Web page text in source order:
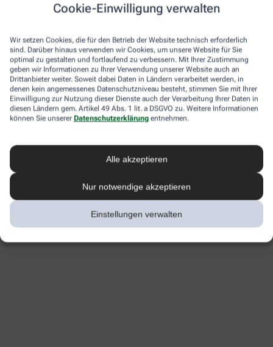
Cookie-Einwilligung verwalten
Wir setzen Cookies, die für den Betrieb der Website technisch erforderlich
sind. Darüber hinaus verwenden wir Cookies, um unsere Website für Sie
optimal zu gestalten und fortlaufend zu verbessern. Mit Ihrer Zustimmung
geben wir Informationen zu Ihrer Verwendung unserer Website auch an
Drittanbieter weiter. Soweit dabei Daten in Ländern verarbeitet werden, in
denen kein angemessenes Datenschutzniveau besteht, stimmen Sie mit Ihrer
Einwilligung zur Nutzung dieser Dienste auch der Verarbeitung Ihrer Daten in
diesen Ländern gem. Artikel 49 Abs. 1 lit. a DSGVO zu. Weitere Informationen
können Sie unserer Datenschutzerklärung entnehmen.
Alle akzeptieren
Nur notwendige akzeptieren
Einstellungen verwalten